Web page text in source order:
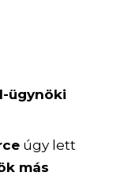
ügynöki
úgy lett
más